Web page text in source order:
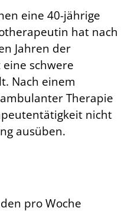
eine 40-jährige
hat nach
Jahren der
schwere
Nach einem
Therapie
nicht
ausüben.
pro Woche